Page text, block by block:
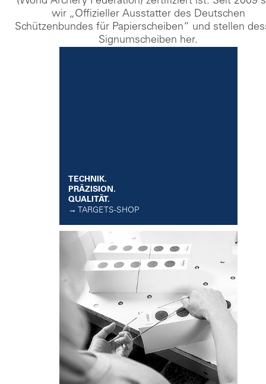
wir „Offizieller Ausstatter des Deutschen
Schützenbundes für Papierscheiben“ und stellen
Signumscheiben her.
TECHNIK.
PRÄZISION.
QUALITÄT.
→ TARGETS-SHOP